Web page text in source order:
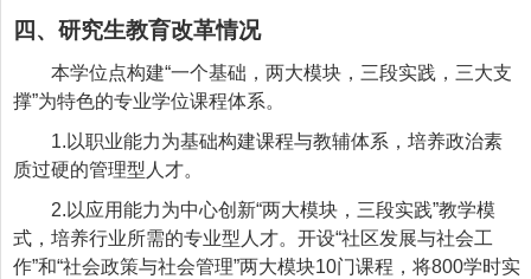
四、研究生教育改革情况
本学位点构建“一个基础，两大模块，三段实践，三大支
撑”为特色的专业学位课程体系。
1.以职业能力为基础构建课程与教辅体系，培养政治素
质过硬的管理型人才。
2.以应用能力为中心创新“两大模块，三段实践”教学模
式，培养行业所需的专业型人才。开设“社区发展与社会工
作”和“社会政策与社会管理”两大模块10门课程，将800学时实